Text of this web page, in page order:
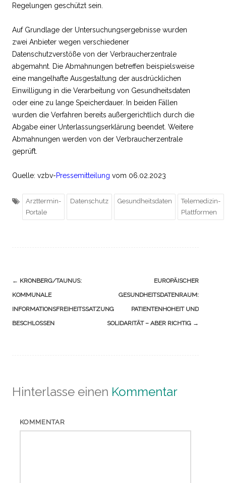
Regelungen geschützt sein.
Auf Grundlage der Untersuchungsergebnisse wurden
zwei Anbieter wegen verschiedener
Datenschutzverstöße von der Verbraucherzentrale
abgemahnt. Die Abmahnungen betreffen beispielsweise
eine mangelhafte Ausgestaltung der ausdrücklichen
Einwilligung in die Verarbeitung von Gesundheitsdaten
oder eine zu lange Speicherdauer. In beiden Fällen
wurden die Verfahren bereits außergerichtlich durch die
Abgabe einer Unterlassungserklärung beendet. Weitere
Abmahnungen werden von der Verbraucherzentrale
geprüft.
Quelle: vzbv-Pressemitteilung vom 06.02.2023
Arzttermin-
Portale
Datenschutz Gesundheitsdaten
Telemedizin-
Plattformen
Navigation
(Beiträge)
← KRONBERG/TAUNUS:
KOMMUNALE
INFORMATIONSFREIHEITSSATZUNG
BESCHLOSSEN
EUROPÄISCHER
GESUNDHEITSDATENRAUM:
PATIENTENHOHEIT UND
SOLIDARITÄT – ABER RICHTIG →
Hinterlasse einen Kommentar
KOMMENTAR